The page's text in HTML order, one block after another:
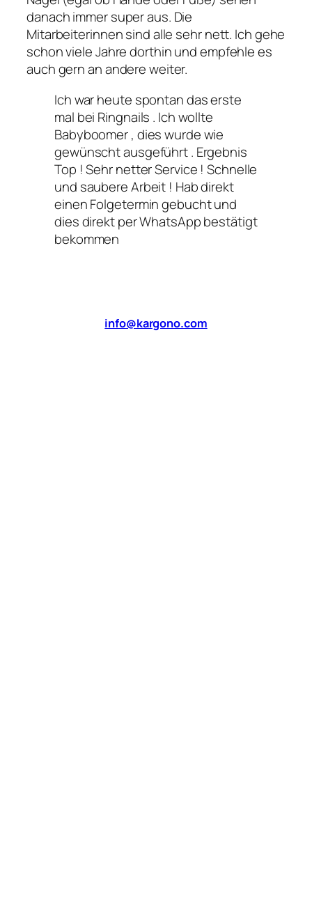
danach immer super aus. Die
Mitarbeiterinnen sind alle sehr nett. Ich gehe
schon viele Jahre dorthin und empfehle es
auch gern an andere weiter.
Ich war heute spontan das erste
mal bei Ringnails . Ich wollte
Babyboomer , dies wurde wie
gewünscht ausgeführt . Ergebnis
Top ! Sehr netter Service ! Schnelle
und saubere Arbeit ! Hab direkt
einen Folgetermin gebucht und
dies direkt per WhatsApp bestätigt
bekommen
info@kargono.com